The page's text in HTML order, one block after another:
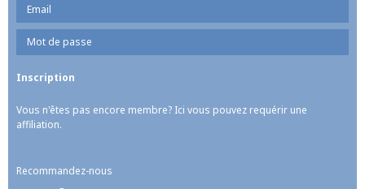
Vous n'êtes pas encore membre? Ici vous pouvez requérir une
affiliation.
Recommandez-nous